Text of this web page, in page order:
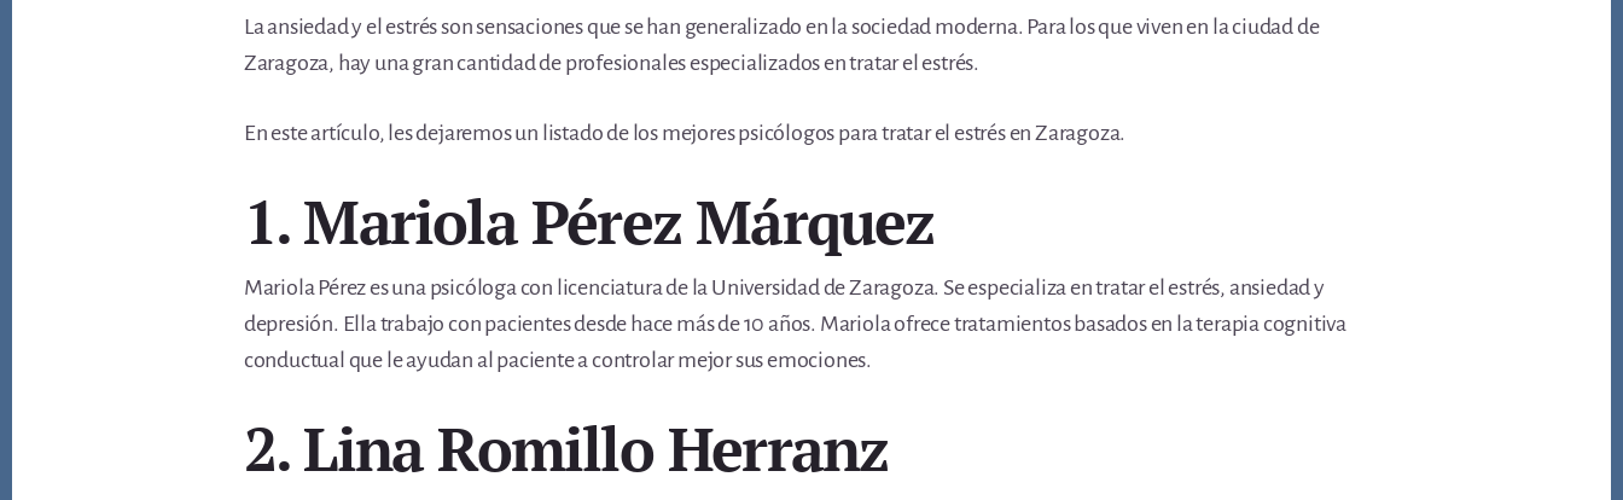
La ansiedad y el estrés son sensaciones que se han generalizado en la sociedad moderna. Para los que viven en la ciudad de
Zaragoza, hay una gran cantidad de profesionales especializados en tratar el estrés.
En este artículo, les dejaremos un listado de los mejores psicólogos para tratar el estrés en Zaragoza.
1. Mariola Pérez Márquez
Mariola Pérez es una psicóloga con licenciatura de la Universidad de Zaragoza. Se especializa en tratar el estrés, ansiedad y
depresión. Ella trabajo con pacientes desde hace más de 10 años. Mariola ofrece tratamientos basados en la terapia cognitiva
conductual que le ayudan al paciente a controlar mejor sus emociones.
2. Lina Romillo Herranz